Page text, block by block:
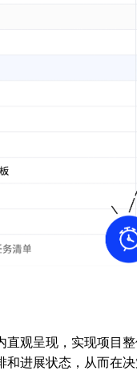
观呈现，实现项目
进展状态，从而在决